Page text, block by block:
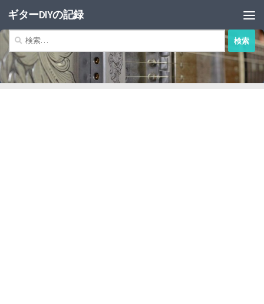
コンテンツへスキップ
ギターDIYの記録
索: